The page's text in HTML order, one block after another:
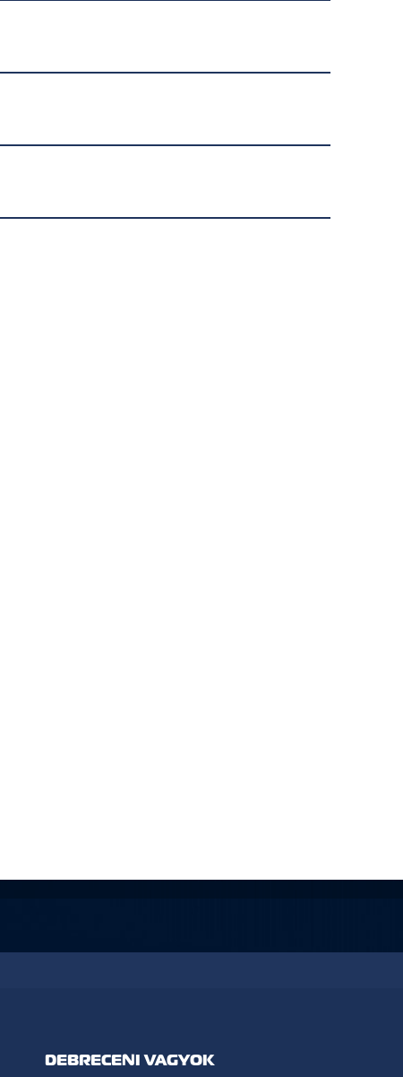
DEBRECENI VAGYOK